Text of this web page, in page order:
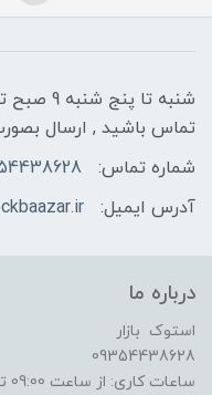
تماس باشید , ارسال
شماره تماس:
آدرس ایمیل:
درباره ما
استوک بازار
09354438628
ساعات کاری: از ساعت 09:00 تا ساعت 21:00